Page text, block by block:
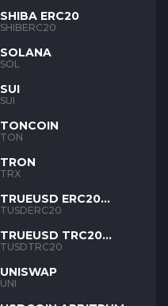
SHIBA ERC20
SHIBERC20
SOLANA
SOL
SUI
SUI
TONCOIN
TON
TRON
TRX
TRUEUSD ERC20
TUSD
TUSDERC20
TRUEUSD TRC20
TUSD
TUSDTRC20
UNISWAP
UNI